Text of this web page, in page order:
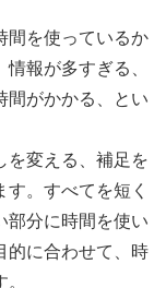
間を使っているか
報が多すぎる、
間がかかる、とい
を変える、補足を
。すべてを短く
部分に時間を使い
的に合わせて、時